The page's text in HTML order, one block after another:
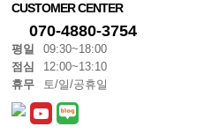
CUSTOMER CENTER
070-4880-3754
평일
09:30~18:00
점심
12:00~13:10
휴무
토/일/공휴일